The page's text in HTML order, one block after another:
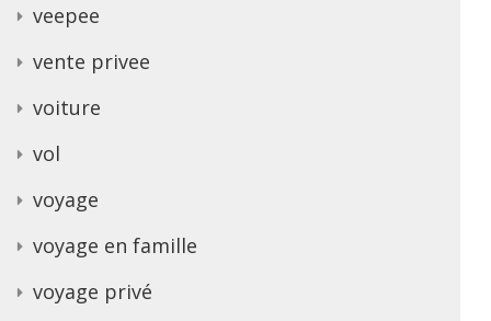
veepee
vente privee
voiture
vol
voyage
voyage en famille
voyage privé